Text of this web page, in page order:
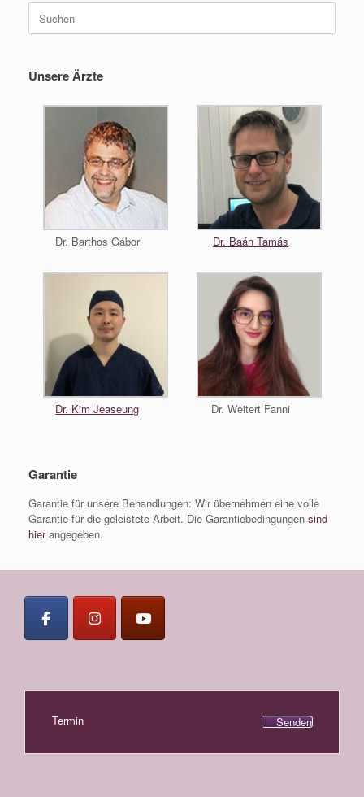
Suche
nach:
Unsere Ärzte
Dr. Barthos Gábor Dr. Baán Tamás
Dr. Kim Jeaseung Dr. Weitert Fanni
Garantie
Garantie für unsere Behandlungen: Wir übernehmen eine volle
Garantie für die geleistete Arbeit. Die Garantiebedingungen sind
hierangegeben.
Termin Senden